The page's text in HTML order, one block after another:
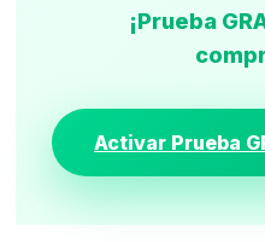
¡Prueba
Activar Prueba